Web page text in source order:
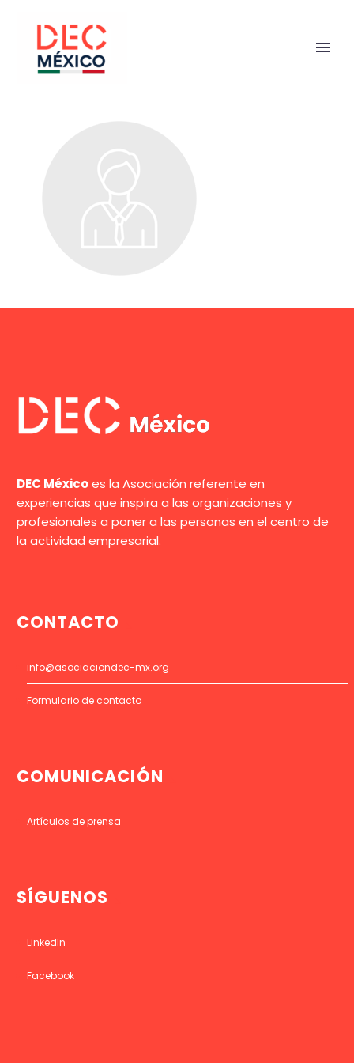
DEC Méxicoes la Asociación referente en
experiencias que inspira a las organizaciones y
profesionales a poner a las personas en el centro de
la actividad empresarial.
CONTACTO
info@asociaciondec-mx.org
Formulario de contacto
COMUNICACIÓN
Artículos de prensa
SÍGUENOS
LinkedIn
Facebook